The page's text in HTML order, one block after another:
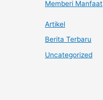
Memberi Manfaat
Artikel
Berita Terbaru
Uncategorized